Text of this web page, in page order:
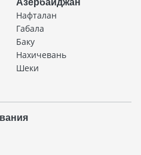
Азербайджан
Нафталан
Габала
Баку
Нахичевань
Шеки